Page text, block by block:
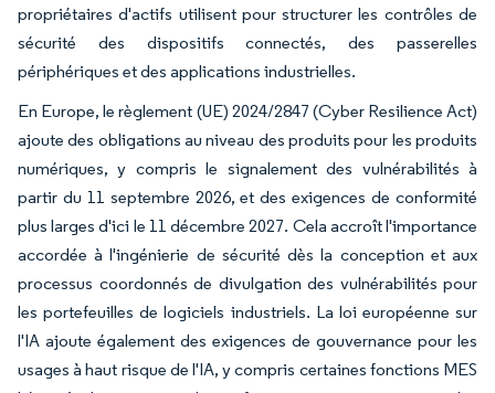
propriétaires d'actifs utilisent pour structurer les contrôles de
sécurité des dispositifs connectés, des passerelles
périphériques et des applications industrielles.
En Europe, le règlement (UE) 2024/2847 (Cyber Resilience Act)
ajoute des obligations au niveau des produits pour les produits
numériques, y compris le signalement des vulnérabilités à
partir du 11 septembre 2026, et des exigences de conformité
plus larges d'ici le 11 décembre 2027. Cela accroît l'importance
accordée à l'ingénierie de sécurité dès la conception et aux
processus coordonnés de divulgation des vulnérabilités pour
les portefeuilles de logiciels industriels. La loi européenne sur
l'IA ajoute également des exigences de gouvernance pour les
usages à haut risque de l'IA, y compris certaines fonctions MES